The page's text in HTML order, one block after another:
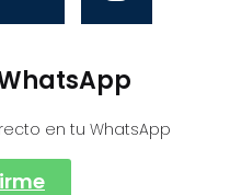
en tu WhatsApp